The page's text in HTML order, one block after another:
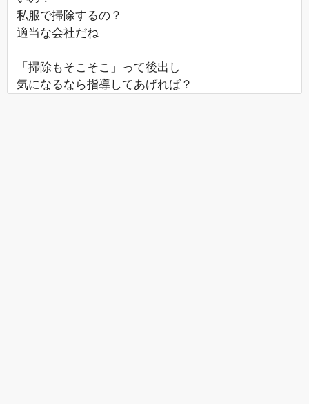
私服で掃除するの？
適当な会社だね
「掃除もそこそこ」って後出し
気になるなら指導してあげれば？